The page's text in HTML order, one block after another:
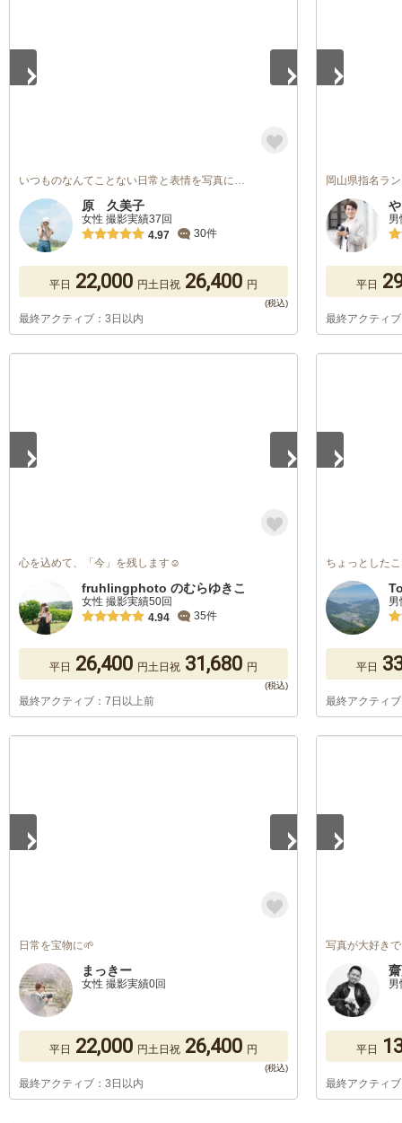
いつものなんてことない日常と表情を写真に…
原 久美子
女性 撮影実績37回
4.97
30件
平日 22,000 円土日祝 26,400 円
最終アクティブ：3日以内
岡山県指名ラ
平日
最終アクティ
心を込めて、「今」を残します☺︎︎
fruhlingphoto のむらゆきこ
女性 撮影実績50回
4.94
35件
平日 26,400 円土日祝 31,680 円
最終アクティブ：7日以上前
ちょっとした
平日
最終アクティ
日常を宝物に🌱
まっきー
女性 撮影実績0回
平日 22,000 円土日祝 26,400 円
最終アクティブ：3日以内
写真が大好き
男
平日
最終アクティ